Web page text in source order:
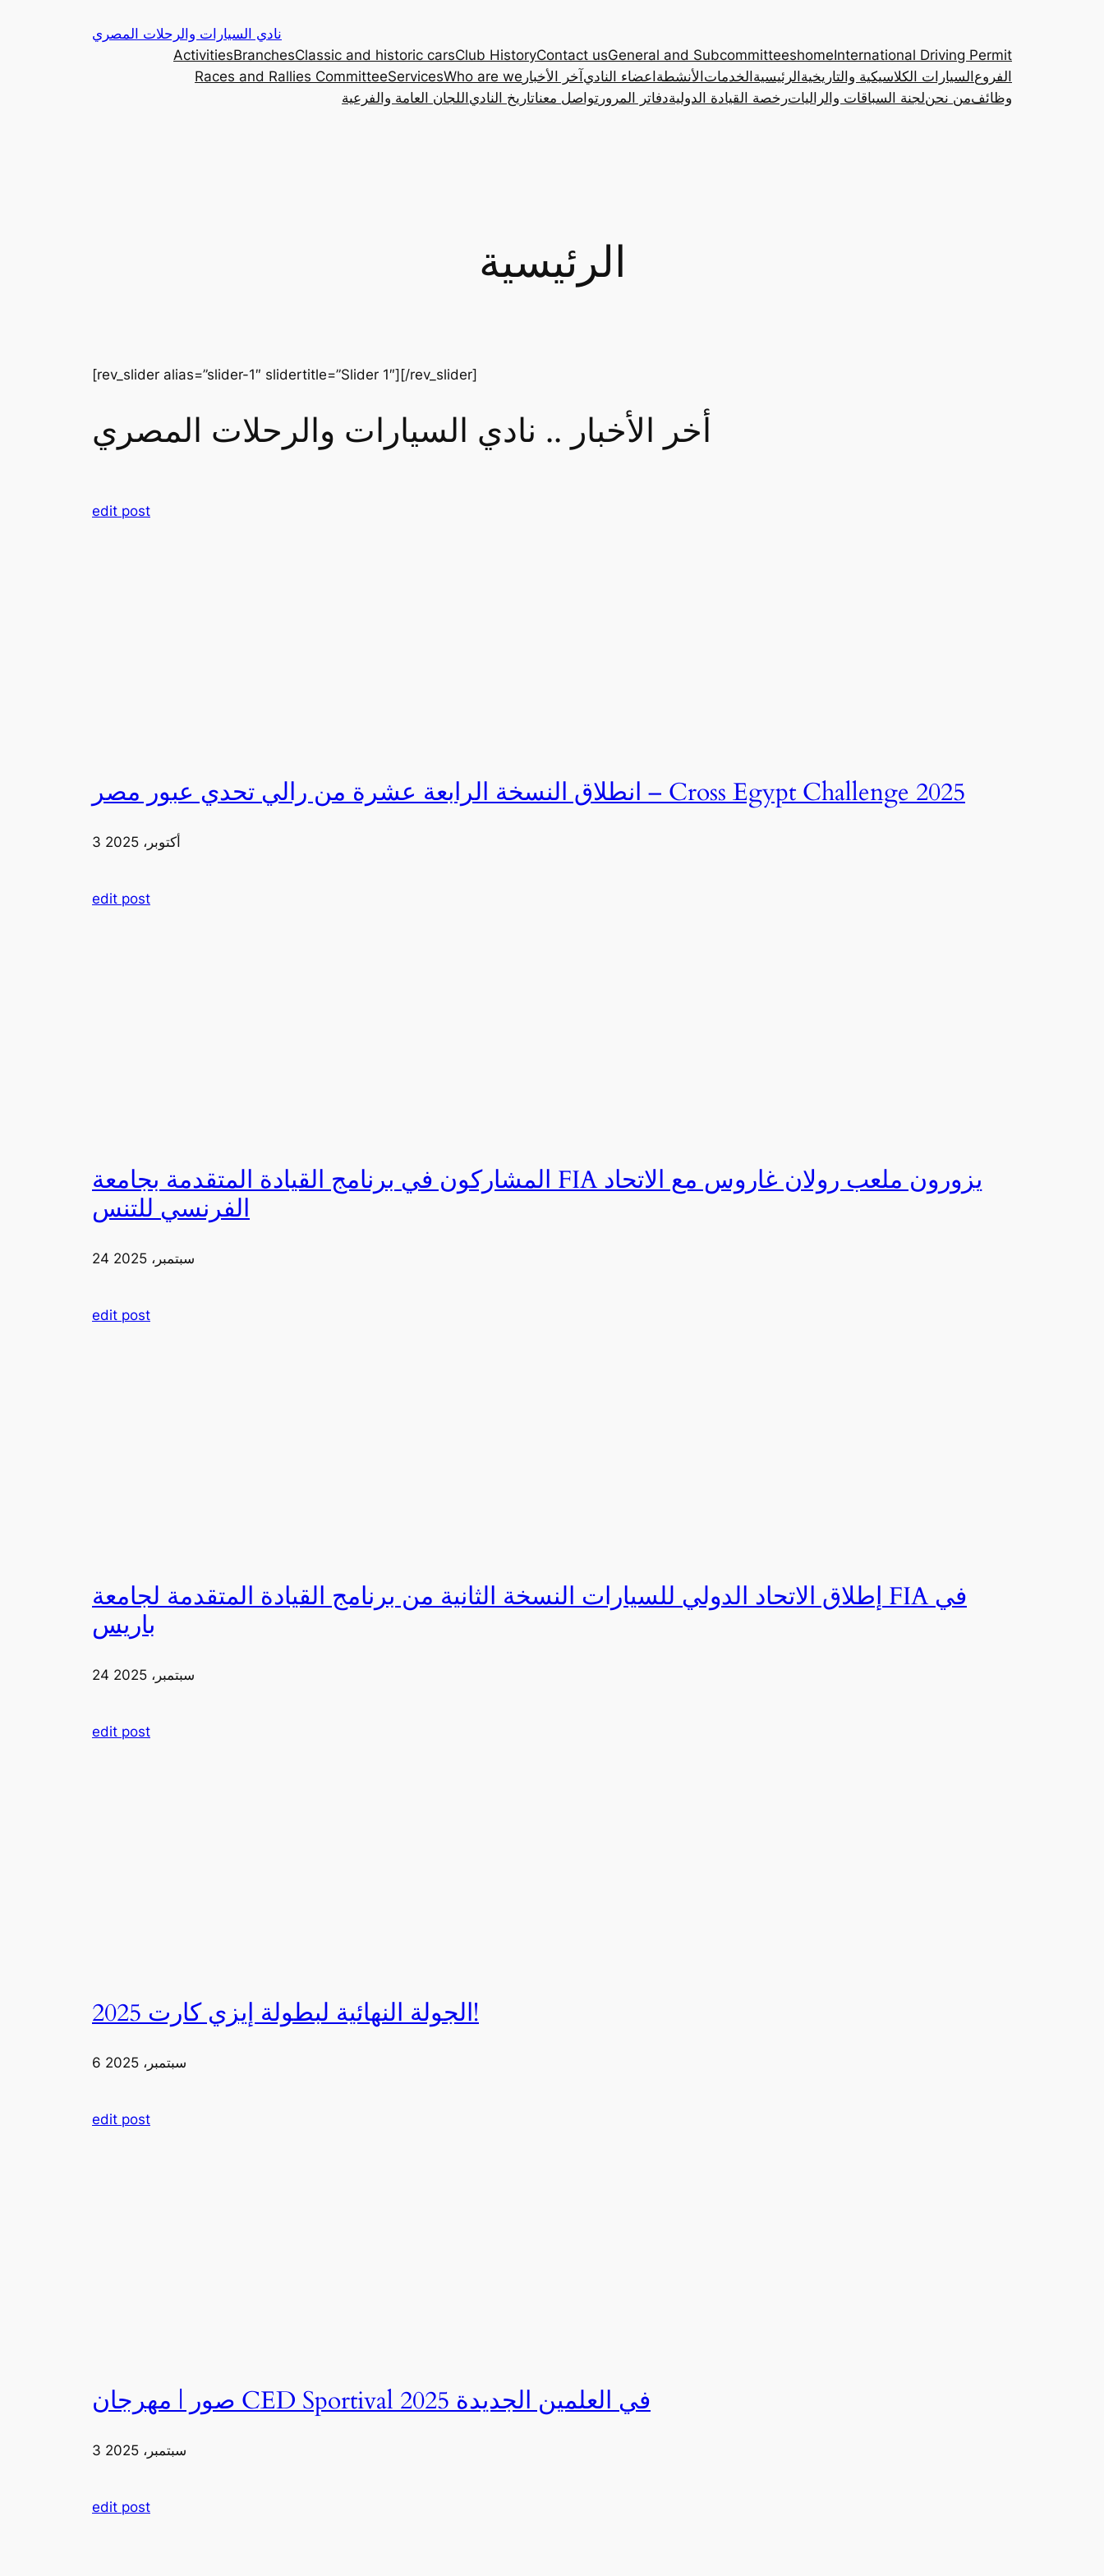
نادي السيارات والرحلات المصري
ActivitiesBranchesClassic and historic carsClub HistoryContact usGeneral and SubcommitteeshomeInternational Driving Permit
Races and Rallies CommitteeServicesWho are we آخر الأخبار اعضاء النادي الأنشطة الخدمات الرئيسية السيارات الكلاسيكية والتاريخية الفروع
اللجان العامة والفرعية تاريخ الناديتواصل معنا دفاتر المروررخصة القيادة الدوليةلجنة السباقات والرالياتمن نحنوظائف
الرئيسية
[rev_slider alias=”slider-1″ slidertitle=”Slider 1″][/rev_slider]
أخر الأخبار .. نادي السيارات والرحلات المصري
edit post
انطلاق النسخة الرابعة عشرة من رالي تحدي عبور مصر – Cross Egypt Challenge 2025
3 أكتوبر، 2025
edit post
المشاركون في برنامج القيادة المتقدمة بجامعة FIA يزورون ملعب رولان غاروس مع الاتحاد
الفرنسي للتنس
24 سبتمبر، 2025
edit post
إطلاق الاتحاد الدولي للسيارات النسخة الثانية من برنامج القيادة المتقدمة لجامعة FIA في
باريس
24 سبتمبر، 2025
edit post
الجولة النهائية لبطولة إيزي كارت 2025!
6 سبتمبر، 2025
edit post
صور | مهرجان CED Sportival في العلمين الجديدة 2025
3 سبتمبر، 2025
edit post